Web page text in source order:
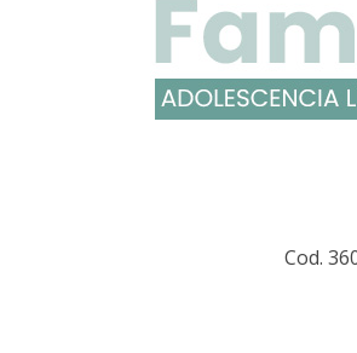
Cod.